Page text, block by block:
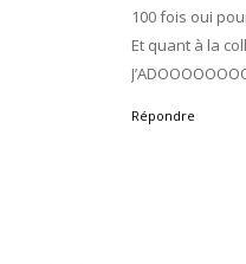
100 fois oui
Et quant à la
Répondre